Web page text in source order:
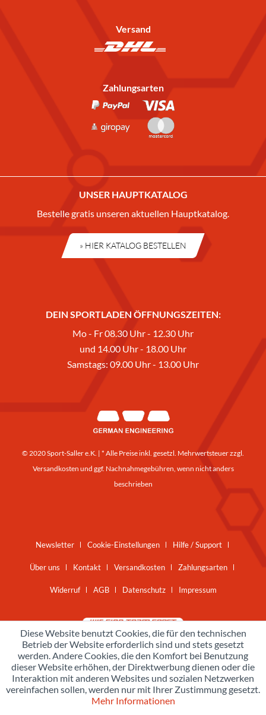
Versand
Zahlungsarten
UNSER HAUPTKATALOG
Bestelle gratis unseren aktuellen Hauptkatalog.
» HIER KATALOG BESTELLEN
DEIN SPORTLADEN ÖFFNUNGSZEITEN:
Mo - Fr 08.30 Uhr - 12.30 Uhr
und 14.00 Uhr - 18.00 Uhr
Samstags: 09.00 Uhr - 13.00 Uhr
© 2020 Sport-Saller e.K. | * Alle Preise inkl. gesetzl. Mehrwertsteuer zzgl.
Versandkosten und ggf. Nachnahmegebühren, wenn nicht anders
beschrieben
Newsletter Cookie-Einstellungen Hilfe / Support
Über uns Kontakt Versandkosten Zahlungsarten
Widerruf AGB Datenschutz Impressum
Diese Website benutzt Cookies, die für den technischen
Betrieb der Website erforderlich sind und stets gesetzt
werden. Andere Cookies, die den Komfort bei Benutzung
dieser Website erhöhen, der Direktwerbung dienen oder die
Interaktion mit anderen Websites und sozialen Netzwerken
vereinfachen sollen, werden nur mit Ihrer Zustimmung gesetzt.
Mehr Informationen